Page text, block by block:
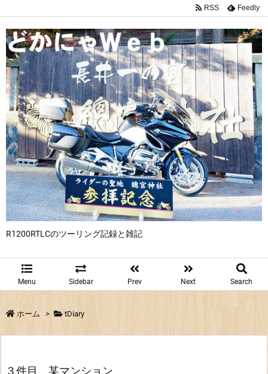
R1200RTLCのツーリング記録と雑記
Menu Sidebar Prev Next Search
RSS Feedly
ホーム > tDiary
３件目 某マンション